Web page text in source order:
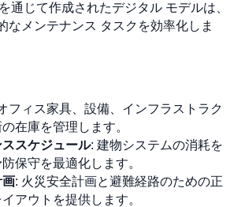
通じて作成されたデジタル モデルは、
なメンテナンス タスクを効率化しま
フィス家具、設備、インフラストラク
在庫を管理します。
ススケジュール: 建物システムの消耗を
保守を最適化します。
画: 火災安全計画と避難経路のための正
アウトを提供します。